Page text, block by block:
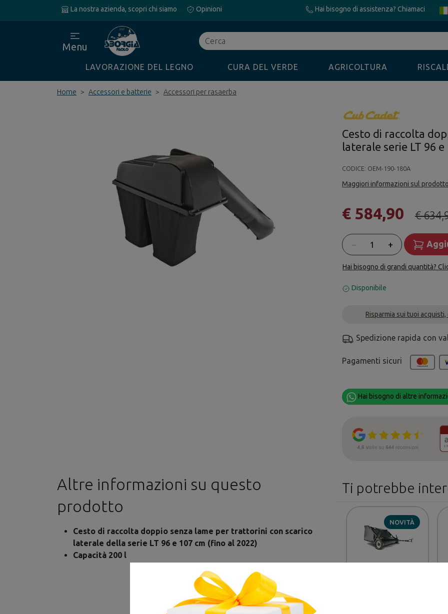
La nostra azienda, scopri chi siamo Opinioni Hai bisogno di assistenza? Chiamaci
Cerca
Menu
LAVORAZIONE DEL LEGNO CURA DEL VERDE AGRICOLTURA
Home Accessori e batterie Accessori per rasaerba
Cesto di raccolta
laterale serie LT 96 e
CODICE: OEM-190-180A
Maggiori informazioni sul prodotto
€ 584,90 €
Quantità
− +
Hai bisogno di grandi quantità?
Disponibile
Risparmia sui tuoi
Spedizione rapida con
Pagamenti sicuri
Hai bisogno di altre
Altre informazioni su questo
prodotto
Cesto di raccolta doppio senza lame per trattorini con scarico
laterale della serie LT 96 e 107 cm (fino al 2022)
Capacità 200 l
Ti potrebbe
NOVITÀ